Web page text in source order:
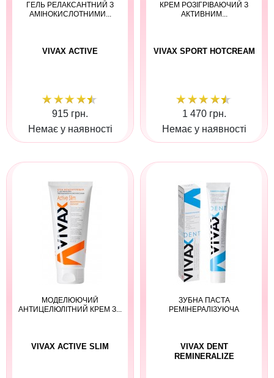
ГЕЛЬ РЕЛАКСАНТНИЙ З
АМІНОКИСЛОТНИМИ...
VIVAX ACTIVE
915 грн.
Немає у наявності
КРЕМ РОЗІГРІВАЮЧИЙ З
АКТИВНИМ...
VIVAX SPORT HOTCREAM
1 470 грн.
Немає у наявності
МОДЕЛЮЮЧИЙ
АНТИЦЕЛЮЛІТНИЙ КРЕМ З...
VIVAX ACTIVE SLIM
ЗУБНА ПАСТА
РЕМІНЕРАЛІЗУЮЧА
VIVAX DENT
REMINERALIZE